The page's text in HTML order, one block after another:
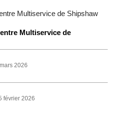
Multiservice de
2026
février 2026